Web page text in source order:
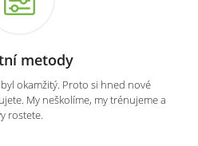
metody
okamžitý. Proto si hned nové
My neškolíme, my trénujeme a
rostete.